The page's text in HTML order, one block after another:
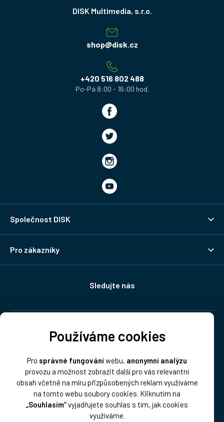
Používáme cookies
Pro správné fungováníwebu, anonymní analýzu
provozu a možnost zobrazit další pro vás relevantní
obsah včetně na míru přizpůsobených reklam využíváme
na tomto webu soubory cookies. Kliknutím na
„Souhlasím“vyjadřujete souhlas s tím, jak cookies
využíváme.
shop@disk.cz
+420 516 802 488
Společnost DISK
Pro zákazníky
Sledujte nás
Platba: